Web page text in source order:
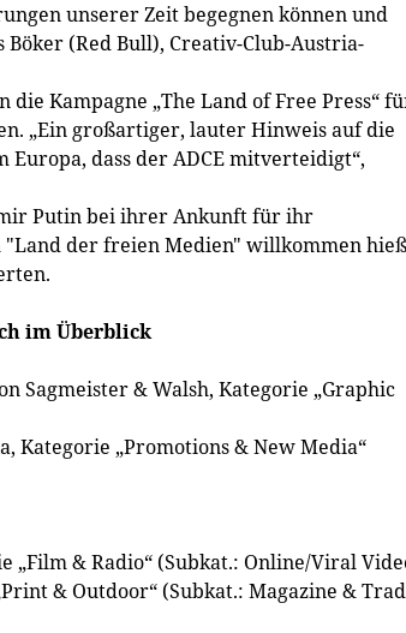
unserer Zeit begegnen können und
(Red Bull), Creativ-Club-Austria-
Kampagne „The Land of Free Press“
„Ein großartiger, lauter Hinweis auf die
dass der ADCE mitverteidigt“,
Putin bei ihrer Ankunft für ihr
der freien Medien" willkommen
im Überblick
Sagmeister & Walsh, Kategorie „Graphic
Kategorie „Promotions & New Media“
„Film & Radio“ (Subkat.: Online/Viral
& Outdoor“ (Subkat.: Magazine &